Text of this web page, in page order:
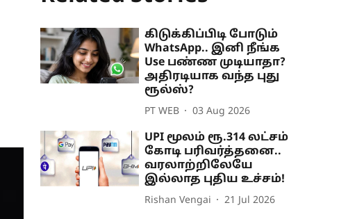
கிடுக்கிப்பிடி போடும்
WhatsApp.. இனி நீங்க
Use பண்ண முடியாதா?
அதிரடியாக வந்த புது
ரூல்ஸ்?
PT WEB 03 Aug 2026
UPI மூலம் ரூ.314 லட்சம்
கோடி பரிவர்த்தனை..
வரலாற்றிலேயே
இல்லாத புதிய உச்சம்!
Rishan Vengai 21 Jul 2026